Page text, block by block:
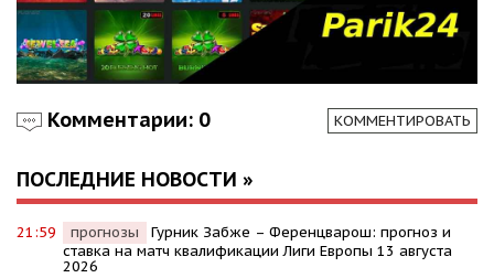
Комментарии: 0 КОММЕНТИРОВАТЬ
ПОСЛЕДНИЕ НОВОСТИ »
21:59 прогнозы
Гурник Забже – Ференцварош: прогноз и
ставка на матч квалификации Лиги Европы 13 августа
2026